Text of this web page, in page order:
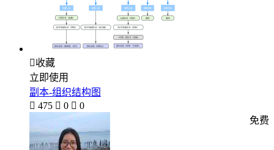
收藏
立即使用
副本-组织结构图
 475  0  0
免费